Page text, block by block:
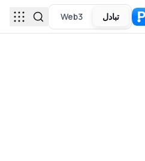
تبادل Web3